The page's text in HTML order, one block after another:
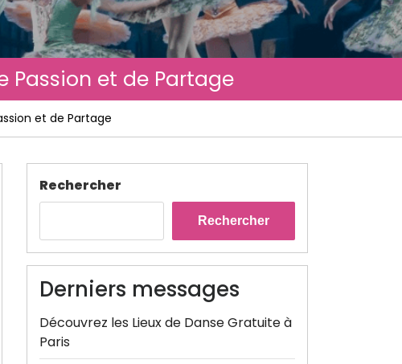
Passion et de Partage
et de Partage
Rechercher
Rechercher
Derniers messages
Découvrez les Lieux de Danse Gratuite à
Paris